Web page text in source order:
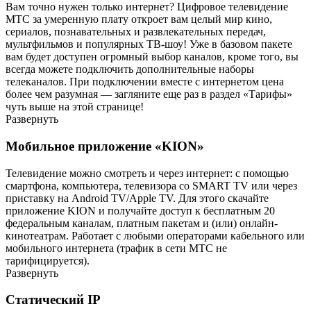
Вам точно нужен только интернет? Цифровое телевидение
МТС за умеренную плату откроет вам целый мир кино,
сериалов, познавательных и развлекательных передач,
мультфильмов и популярных ТВ-шоу! Уже в базовом пакете
вам будет доступен огромный выбор каналов, кроме того, вы
всегда можете подключить дополнительные наборы
телеканалов. При подключении вместе с интернетом цена
более чем разумная — загляните еще раз в раздел «Тарифы»
чуть выше на этой странице!
Развернуть
Мобильное приложение «KION»
Телевидение можно смотреть и через интернет: с помощью
смартфона, компьютера, телевизора со SMART TV или через
приставку на Android TV/Apple TV. Для этого скачайте
приложение KION и получайте доступ к бесплатным 20
федеральным каналам, платным пакетам и (или) онлайн-
кинотеатрам. Работает с любыми операторами кабельного или
мобильного интернета (трафик в сети МТС не
тарифицируется).
Развернуть
Статический IP